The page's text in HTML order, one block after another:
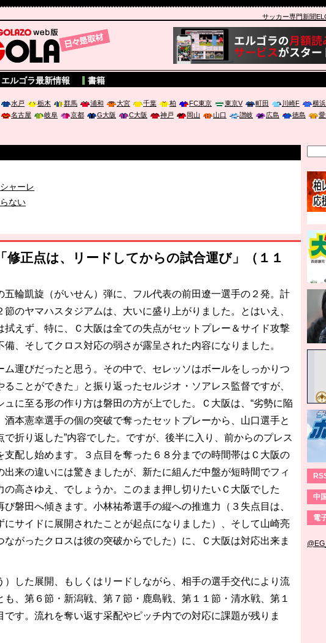
サッカー専門新聞
エルゴラ最新情報 書籍
水戸 栃木 群馬 浦和 大宮 千葉 柏 FC東京 東京V 町田 川崎F 横
名古屋 岐阜 京都 G大阪 C大阪 神戸 岡山 山口 讃岐 広島 徳島
ャーレ
ない
目は「個」
シンポジウム「気候変動から命を守る ～エネルギー危機時代の猛暑対策～」に登
修正点は、リードしてからの試合運び」（１１
五輪凱旋（がいせん）弾に、フル代表の前田遼一選手の２発。計
節のヤマハスタジアムは、大いに盛り上がりました。とはいえ、
拭えず、特に、Ｃ大阪は全ての失点がセットプレー＆サイド攻撃
、そしてクロス対応の弱さが露呈された内容になりました。
ム運びだったと思う。その中で、セレッソはボールをしっかりつ
ことができた」と振り返ったセルジオ・ソアレス監督ですが、
に至る形の作り方は磐田の方が上でした。Ｃ大阪は、“劣勢に陥
酒本憲幸選手の個の突破で奪ったセットプレーから、山口選手と
で折り返した”内容でした。ですが、後半に入り、前からのプレス
支配し始めます。３点目を奪った６８分までの時間帯はＣ大阪の
出来の違いには驚きましたが、新たに組んだ中盤が短時間でフィ
の高さゆえ、でしょうか。このまま押し切りたいＣ大阪でした
磐田へ傾きます。小林祐希選手の縦への推進力（３失点目は、
にサイドに展開されたことが起点になりました）、そして山崎亮
がったクロスは彼の突破からでした）に、Ｃ大阪は対応出来ま
）した展開、もしくはリードしながら、相手の選手交代により流
、第６節・新潟戦、第７節・鹿島戦、第１１節・清水戦、第１
です。流れを奪い返す采配やピッチ内での対応に課題が残りま
中
電